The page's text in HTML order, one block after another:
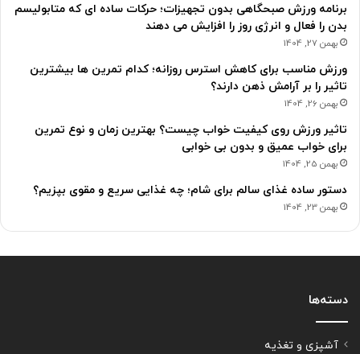
برنامه ورزش صبحگاهی بدون تجهیزات؛ حرکات ساده ای که متابولیسم
بدن را فعال و انرژی روز را افزایش می دهند
بهمن 27, 1404
ورزش مناسب برای کاهش استرس روزانه؛ کدام تمرین ها بیشترین
تاثیر را بر آرامش ذهن دارند؟
بهمن 26, 1404
تاثیر ورزش روی کیفیت خواب چیست؟ بهترین زمان و نوع تمرین
برای خواب عمیق و بدون بی خوابی
بهمن 25, 1404
دستور ساده غذای سالم برای شام؛ چه غذایی سریع و مقوی بپزیم؟
بهمن 23, 1404
دسته‌ها
آشپزی و تغذیه